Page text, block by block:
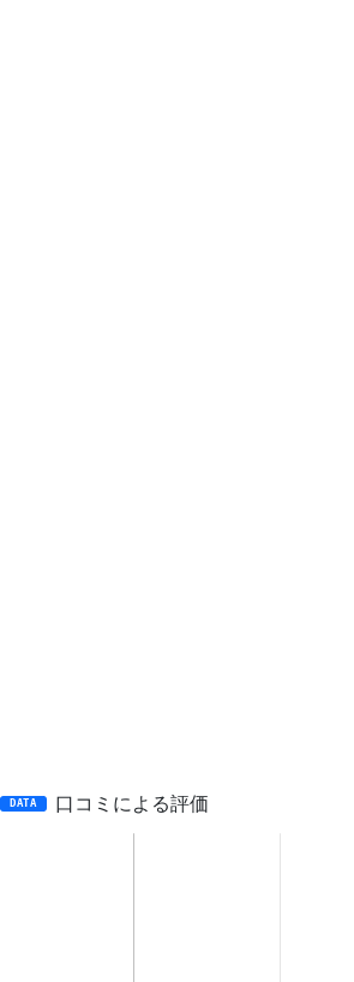
DATA 口コミによる評価